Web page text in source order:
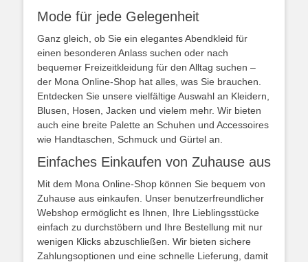
Mode für jede Gelegenheit
Ganz gleich, ob Sie ein elegantes Abendkleid für
einen besonderen Anlass suchen oder nach
bequemer Freizeitkleidung für den Alltag suchen –
der Mona Online-Shop hat alles, was Sie brauchen.
Entdecken Sie unsere vielfältige Auswahl an Kleidern,
Blusen, Hosen, Jacken und vielem mehr. Wir bieten
auch eine breite Palette an Schuhen und Accessoires
wie Handtaschen, Schmuck und Gürtel an.
Einfaches Einkaufen von Zuhause aus
Mit dem Mona Online-Shop können Sie bequem von
Zuhause aus einkaufen. Unser benutzerfreundlicher
Webshop ermöglicht es Ihnen, Ihre Lieblingsstücke
einfach zu durchstöbern und Ihre Bestellung mit nur
wenigen Klicks abzuschließen. Wir bieten sichere
Zahlungsoptionen und eine schnelle Lieferung, damit